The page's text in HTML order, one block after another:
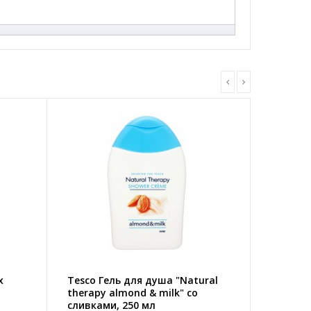
Tesco Гель для душа "Natural
therapy almond & milk" со
сливками, 250 мл